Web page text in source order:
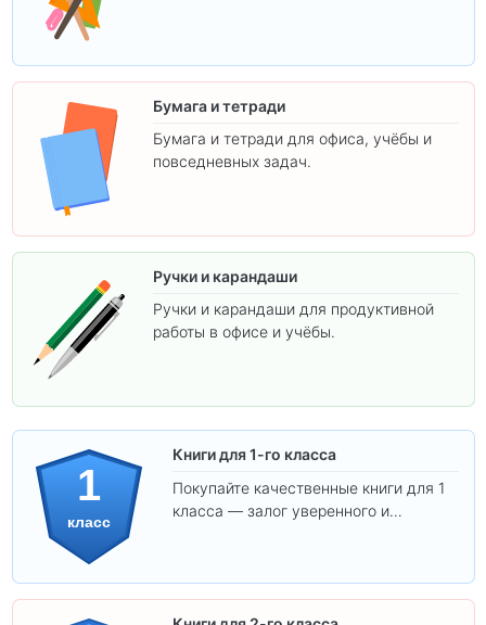
Бумага и тетради
Бумага и тетради для офиса, учёбы и
повседневных задач.
Ручки и карандаши
Ручки и карандаши для продуктивной
работы в офисе и учёбы.
1
класс
Книги для 1-го класса
Покупайте качественные книги для 1
класса — залог уверенного и